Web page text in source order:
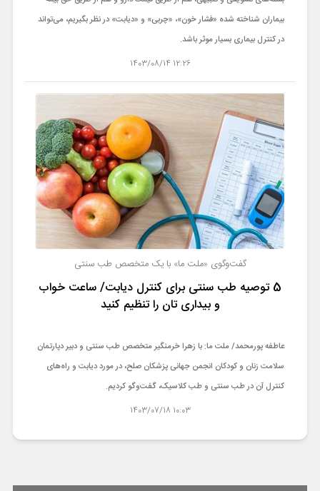
بیماران شناخته شده «فشار خون»، «چربی» و «دیابت» در نظر بگیریم، می‌تواند
در کنترل بیماری بسیار موثر باشد.
12:26 1403/08/14
گفت‌وگوی «ملت ما» با یک متخصص طب سنتی
5 توصیه طب سنتی برای کنترل دیابت/ ساعت خواب
و بیداری تان را تنظیم کنید
عاطفه پورمحمد/ ملت ما: با زهرا خرمنگیر متخصص طب سنتی و دبیر دپارتمان
سلامت زنان و کودکان انجمن جهانی پزشکان صلح، در مورد دیابت و راه‌های
کنترل آن در طب سنتی و طب کلاسیک، گفت‌وگو کردیم.
10:03 1403/07/18